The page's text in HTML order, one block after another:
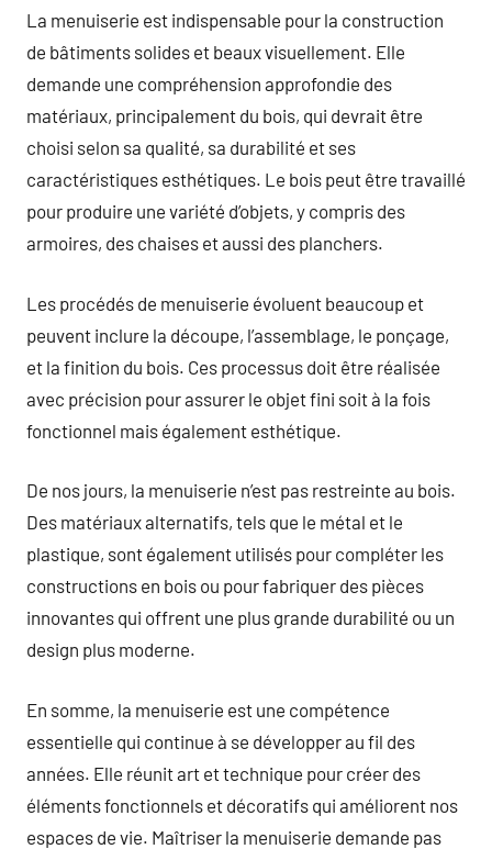
La menuiserie est indispensable pour la construction
de bâtiments solides et beaux visuellement. Elle
demande une compréhension approfondie des
matériaux, principalement du bois, qui devrait être
choisi selon sa qualité, sa durabilité et ses
caractéristiques esthétiques. Le bois peut être travaillé
pour produire une variété d’objets, y compris des
armoires, des chaises et aussi des planchers.
Les procédés de menuiserie évoluent beaucoup et
peuvent inclure la découpe, l’assemblage, le ponçage,
et la finition du bois. Ces processus doit être réalisée
avec précision pour assurer le objet fini soit à la fois
fonctionnel mais également esthétique.
De nos jours, la menuiserie n’est pas restreinte au bois.
Des matériaux alternatifs, tels que le métal et le
plastique, sont également utilisés pour compléter les
constructions en bois ou pour fabriquer des pièces
innovantes qui offrent une plus grande durabilité ou un
design plus moderne.
En somme, la menuiserie est une compétence
essentielle qui continue à se développer au fil des
années. Elle réunit art et technique pour créer des
éléments fonctionnels et décoratifs qui améliorent nos
espaces de vie. Maîtriser la menuiserie demande pas